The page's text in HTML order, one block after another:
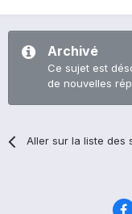
Archivé
Ce sujet est
de nouvelles
Aller sur la liste des